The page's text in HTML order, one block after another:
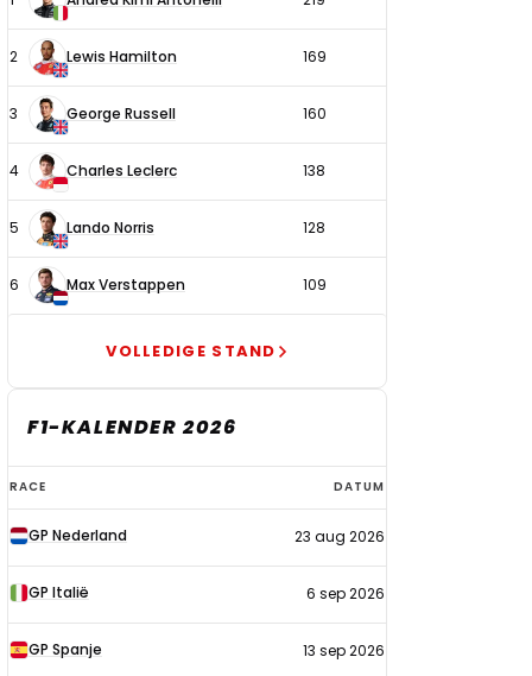
coureurs
2 Lewis Hamilton 169
3 George Russell 160
4 Charles Leclerc 138
5 Lando Norris 128
6 Max Verstappen 109
VOLLEDIGE STAND
F1-KALENDER 2026
F1-
kalender
2026
RACE DATUM
GP Nederland 23 aug 2026
GP Italië 6 sep 2026
GP Spanje 13 sep 2026